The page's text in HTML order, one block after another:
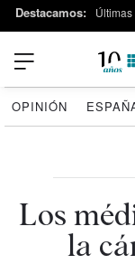
Destacamos:
OPINIÓN
Los
la